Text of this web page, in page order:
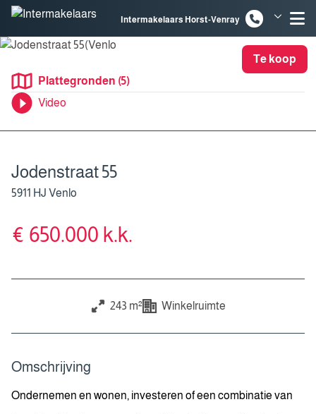
Spring naar inhoud
Intermakelaars Horst-Venray
Te koop
Plattegronden (5)
Video
Jodenstraat 55
5911 HJ Venlo
€ 650.000 k.k.
243 m² Winkelruimte
Omschrijving
Ondernemen en wonen, investeren of een combinatie van